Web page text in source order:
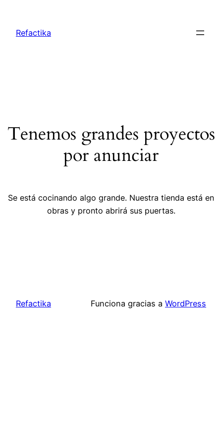
Refactika
Tenemos grandes proyectos
por anunciar
Se está cocinando algo grande. Nuestra tienda está en
obras y pronto abrirá sus puertas.
Refactika Funciona gracias a WordPress